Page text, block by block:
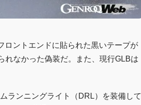
ロントエンドに貼られた黒いテープが
れなかった偽装だ。また、現行GLBは
ランニングライト（DRL）を装備して